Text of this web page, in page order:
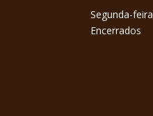
Segunda-feira
Encerrados